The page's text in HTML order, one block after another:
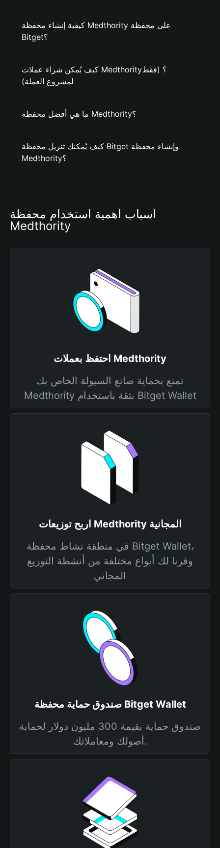
كيفية إنشاء محفظة Medthority على محفظة
Bitget؟
كيف يُمكن شراء عملات Medthority؟ (فقط
لمشروع العملة)
ما هي أفضل محفظة Medthority؟
كيف يُمكنك تنزيل محفظة Bitget وإنشاء محفظة
Medthority؟
أسباب أهمية استخدام محفظة
Medthority
احتفظ بعملات Medthority
تمتع بحماية صانع السيولة الخاص بك
Medthority بثقة باستخدام Bitget Wallet
اربح توزيعات Medthority المجانية
في منطقة نشاط محفظة Bitget Wallet،
وفرنا لك أنواع مختلفة من أنشطة التوزيع
المجاني
صندوق حماية محفظة Bitget Wallet
صندوق حماية بقيمة 300 مليون دولار لحماية
أصولك ومعاملاتك.